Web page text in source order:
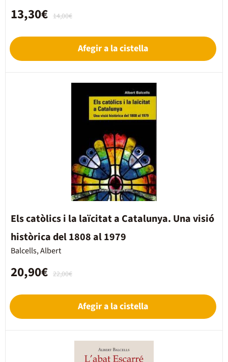
14,00€
13,30€
Afegir a la cistella
Els catòlics i la laïcitat a Catalunya. Una visió
històrica del 1808 al 1979
Balcells, Albert
22,00€
20,90€
Afegir a la cistella